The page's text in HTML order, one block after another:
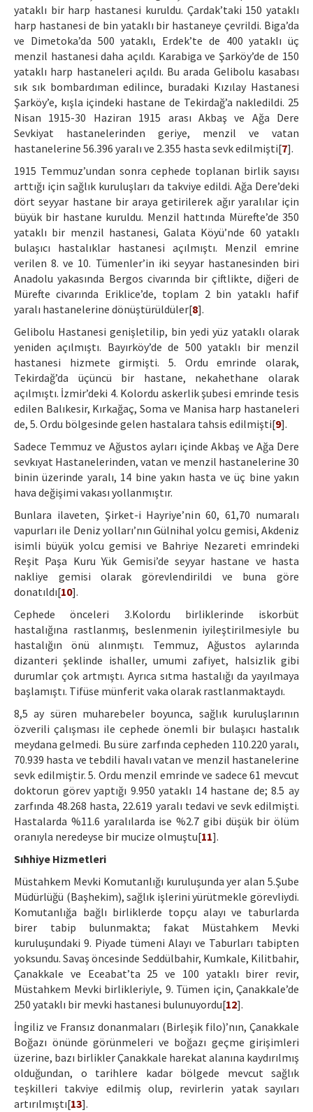
yataklı bir harp hastanesi kuruldu. Çardak’taki 150 yataklı
harp hastanesi de bin yataklı bir hastaneye çevrildi. Biga’da
ve Dimetoka’da 500 yataklı, Erdek’te de 400 yataklı üç
menzil hastanesi daha açıldı. Karabiga ve Şarköy’de de 150
yataklı harp hastaneleri açıldı. Bu arada Gelibolu kasabası
sık sık bombardıman edilince, buradaki Kızılay Hastanesi
Şarköy’e, kışla içindeki hastane de Tekirdağ’a nakledildi. 25
Nisan 1915-30 Haziran 1915 arası Akbaş ve Ağa Dere
Sevkiyat hastanelerinden geriye, menzil ve vatan
hastanelerine 56.396 yaralı ve 2.355 hasta sevk edilmişti[7].
1915 Temmuz’undan sonra cephede toplanan birlik sayısı
arttığı için sağlık kuruluşları da takviye edildi. Ağa Dere’deki
dört seyyar hastane bir araya getirilerek ağır yaralılar için
büyük bir hastane kuruldu. Menzil hattında Mürefte’de 350
yataklı bir menzil hastanesi, Galata Köyü’nde 60 yataklı
bulaşıcı hastalıklar hastanesi açılmıştı. Menzil emrine
verilen 8. ve 10. Tümenler’in iki seyyar hastanesinden biri
Anadolu yakasında Bergos civarında bir çiftlikte, diğeri de
Mürefte civarında Eriklice’de, toplam 2 bin yataklı hafif
yaralı hastanelerine dönüştürüldüler[8].
Gelibolu Hastanesi genişletilip, bin yedi yüz yataklı olarak
yeniden açılmıştı. Bayırköy’de de 500 yataklı bir menzil
hastanesi hizmete girmişti. 5. Ordu emrinde olarak,
Tekirdağ’da üçüncü bir hastane, nekahethane olarak
açılmıştı. İzmir’deki 4. Kolordu askerlik şubesi emrinde tesis
edilen Balıkesir, Kırkağaç, Soma ve Manisa harp hastaneleri
de, 5. Ordu bölgesinde gelen hastalara tahsis edilmişti[9].
Sadece Temmuz ve Ağustos ayları içinde Akbaş ve Ağa Dere
sevkıyat Hastanelerinden, vatan ve menzil hastanelerine 30
binin üzerinde yaralı, 14 bine yakın hasta ve üç bine yakın
hava değişimi vakası yollanmıştır.
Bunlara ilaveten, Şirket-i Hayriye’nin 60, 61,70 numaralı
vapurları ile Deniz yolları’nın Gülnihal yolcu gemisi, Akdeniz
isimli büyük yolcu gemisi ve Bahriye Nezareti emrindeki
Reşit Paşa Kuru Yük Gemisi’de seyyar hastane ve hasta
nakliye gemisi olarak görevlendirildi ve buna göre
donatıldı[10].
Cephede önceleri 3.Kolordu birliklerinde iskorbüt
hastalığına rastlanmış, beslenmenin iyileştirilmesiyle bu
hastalığın önü alınmıştı. Temmuz, Ağustos aylarında
dizanteri şeklinde ishaller, umumi zafiyet, halsizlik gibi
durumlar çok artmıştı. Ayrıca sıtma hastalığı da yayılmaya
başlamıştı. Tifüse münferit vaka olarak rastlanmaktaydı.
8,5 ay süren muharebeler boyunca, sağlık kuruluşlarının
özverili çalışması ile cephede önemli bir bulaşıcı hastalık
meydana gelmedi. Bu süre zarfında cepheden 110.220 yaralı,
70.939 hasta ve tebdili havalı vatan ve menzil hastanelerine
sevk edilmiştir. 5. Ordu menzil emrinde ve sadece 61 mevcut
doktorun görev yaptığı 9.950 yataklı 14 hastane de; 8.5 ay
zarfında 48.268 hasta, 22.619 yaralı tedavi ve sevk edilmişti.
Hastalarda %11.6 yaralılarda ise %2.7 gibi düşük bir ölüm
oranıyla neredeyse bir mucize olmuştu[11].
Sıhhiye Hizmetleri
Müstahkem Mevki Komutanlığı kuruluşunda yer alan 5.Şube
Müdürlüğü (Başhekim), sağlık işlerini yürütmekle görevliydi.
Komutanlığa bağlı birliklerde topçu alayı ve taburlarda
birer tabip bulunmakta; fakat Müstahkem Mevki
kuruluşundaki 9. Piyade tümeni Alayı ve Taburları tabipten
yoksundu. Savaş öncesinde Seddülbahir, Kumkale, Kilitbahir,
Çanakkale ve Eceabat’ta 25 ve 100 yataklı birer revir,
Müstahkem Mevki birlikleriyle, 9. Tümen için, Çanakkale’de
250 yataklı bir mevki hastanesi bulunuyordu[12].
İngiliz ve Fransız donanmaları (Birleşik filo)’nın, Çanakkale
Boğazı önünde görünmeleri ve boğazı geçme girişimleri
üzerine, bazı birlikler Çanakkale harekat alanına kaydırılmış
olduğundan, o tarihlere kadar bölgede mevcut sağlık
teşkilleri takviye edilmiş olup, revirlerin yatak sayıları
artırılmıştı[13].